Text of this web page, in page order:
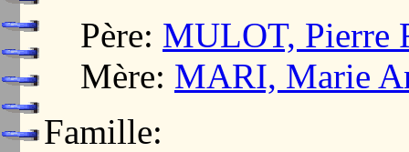
Père: MULOT, Pierre
Mère: MARI, Marie
Famille: